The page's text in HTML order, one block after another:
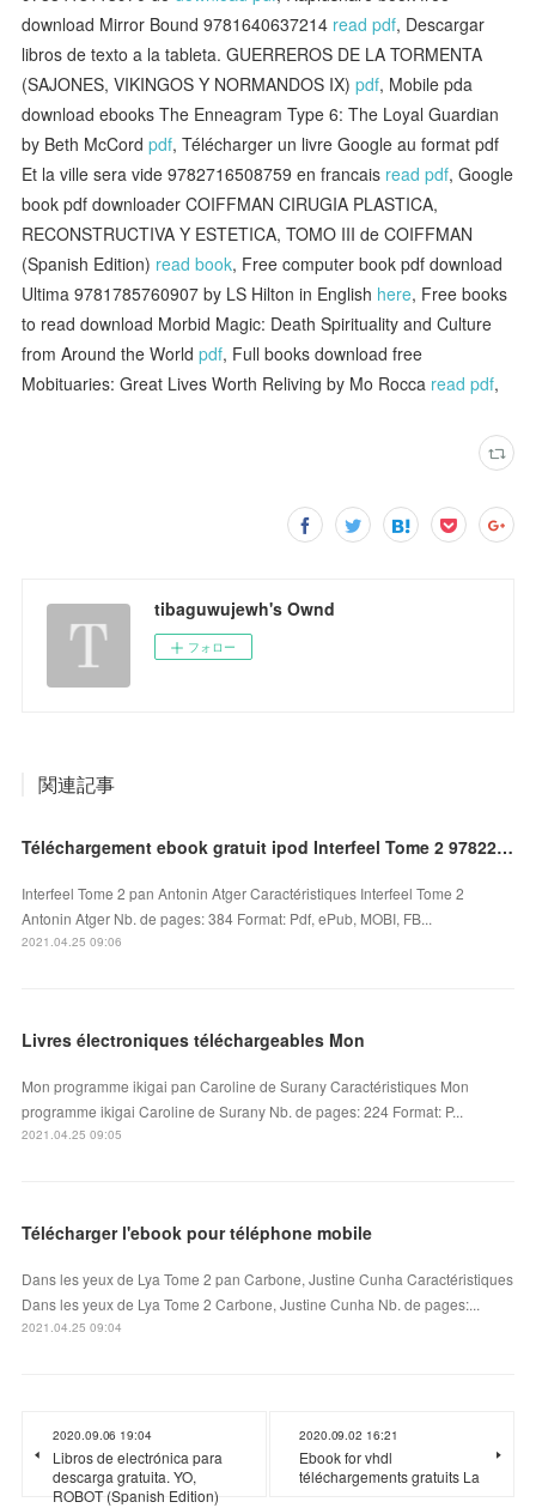
download Mirror Bound 9781640637214 read pdf, Descargar
libros de texto a la tableta. GUERREROS DE LA TORMENTA
(SAJONES, VIKINGOS Y NORMANDOS IX)pdf, Mobile pda
download ebooks The Enneagram Type 6: The Loyal Guardian
by Beth McCordpdf, Télécharger un livre Google au format pdf
Et la ville sera vide 9782716508759 en francais read pdf, Google
book pdf downloader COIFFMAN CIRUGIA PLASTICA,
RECONSTRUCTIVA Y ESTETICA, TOMO III de COIFFMAN
(Spanish Edition) read book, Free computer book pdf download
Ultima 9781785760907 by LS Hilton in English here, Free books
to read download Morbid Magic: Death Spirituality and Culture
from Around the Worldpdf, Full books download free
Mobituaries: Great Lives Worth Reliving by Mo Rocca read pdf,
tibaguwujewh's Ownd
フォロー
関連記事
Téléchargement ebook gratuit ipod Interfeel Tome 2 9782266299992 par Antonin Atger en francais
Interfeel Tome 2 pan Antonin Atger Caractéristiques Interfeel Tome 2
Antonin Atger Nb. de pages: 384 Format: Pdf, ePub, MOBI, FB...
2021.04.25 09:06
Livres électroniques téléchargeables Mon
Mon programme ikigai pan Caroline de Surany Caractéristiques Mon
programme ikigai Caroline de Surany Nb. de pages: 224 Format: P...
2021.04.25 09:05
Télécharger l'ebook pour téléphone mobile
Dans les yeux de Lya Tome 2 pan Carbone, Justine Cunha Caractéristiques
Dans les yeux de Lya Tome 2 Carbone, Justine Cunha Nb. de pages:...
2021.04.25 09:04
2020.09.06 19:04
Libros de electrónica para
descarga gratuita. YO,
ROBOT (Spanish Edition)
2020.09.02 16:21
Ebook for vhdl
téléchargements gratuits La